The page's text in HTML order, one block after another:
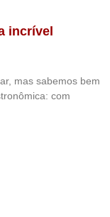
incrível
mas sabemos bem
com